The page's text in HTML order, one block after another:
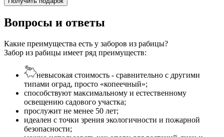
Вопросы и ответы
Какие преимущества есть у заборов из рабицы?
Забор из рабицы имеет ряд преимуществ:
невысокая стоимость - сравнительно с другими
типами оград, просто «копеечный»;
способствуют максимальному и естественному
освещению садового участка;
прослужит не менее 50 лет;
идеален с точки зрения экологичности и пожарной
безопасности;